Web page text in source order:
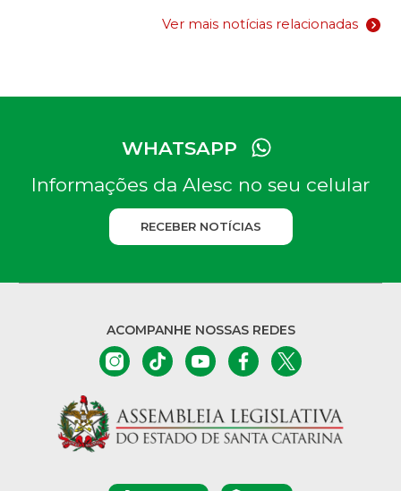
Ver mais notícias relacionadas
WHATSAPP
Informações da Alesc no seu celular
RECEBER NOTÍCIAS
ACOMPANHE NOSSAS REDES